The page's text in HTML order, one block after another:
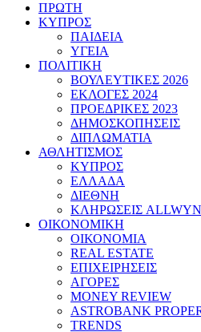
ΠΡΩΤΗ
ΚΥΠΡΟΣ
ΠΑΙΔΕΙΑ
ΥΓΕΙΑ
ΠΟΛΙΤΙΚΗ
ΒΟΥΛΕΥΤΙΚΕΣ 2026
ΕΚΛΟΓΕΣ 2024
ΠΡΟΕΔΡΙΚΕΣ 2023
ΔΗΜΟΣΚΟΠΗΣΕΙΣ
ΔΙΠΛΩΜΑΤΙΑ
ΑΘΛΗΤΙΣΜΟΣ
ΚΥΠΡΟΣ
ΕΛΛΑΔΑ
ΔΙΕΘΝΗ
ΚΛΗΡΩΣΕΙΣ ALLWYN
ΟΙΚΟΝΟΜΙΚΗ
ΟΙΚΟΝΟΜΙΑ
REAL ESTATE
ΕΠΙΧΕΙΡΗΣΕΙΣ
ΑΓΟΡΕΣ
MONEY REVIEW
ASTROBANK
TRENDS